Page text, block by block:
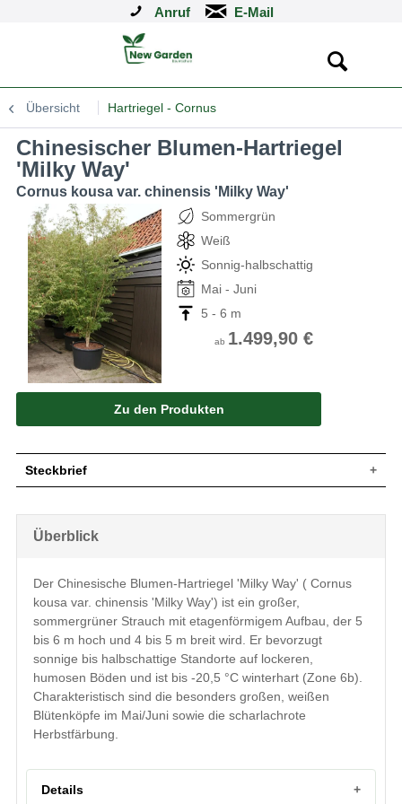
Anruf
Übersicht Hartriegel - Cornus
Chinesischer Blumen-Hartriegel
'Milky Way'
Cornus kousa var. chinensis 'Milky Way'
Sommergrün
Weiß
Sonnig-halbschattig
Mai - Juni
5 - 6 m
ab 1.499,90 €
Zu den Produkten
Steckbrief
Blatt
Sommergrün, eiförmig, lang zugespitzt,
Oberseite mittelgrün, Unterseite graugrün,
Stiel gelblich, Herbstfärbung scharlachrot,
5 bis 10 cm lang
Frucht
Himbeerartig, rosarot, ca. 2 cm dick
Blüte
Große, weiße Blütenköpfe
Blütezeit
Mai / Juni
Rinde
Grau, abblätternd
Wurzeln
Oberflächlich, stark verzweigt, hoher
Boden
Untergründe, Staunässe und kalkhaltige
Überblick
Der Chinesische Blumen-Hartriegel 'Milky Way' ( Cornus
kousa var. chinensis 'Milky Way') ist ein großer,
sommergrüner Strauch mit etagenförmigem Aufbau, der 5
bis 6 m hoch und 4 bis 5 m breit wird. Er bevorzugt
sonnige bis halbschattige Standorte auf lockeren,
humosen Böden und ist bis -20,5 °C winterhart (Zone 6b).
Charakteristisch sind die besonders großen, weißen
Blütenköpfe im Mai/Juni sowie die scharlachrote
Herbstfärbung.
Details